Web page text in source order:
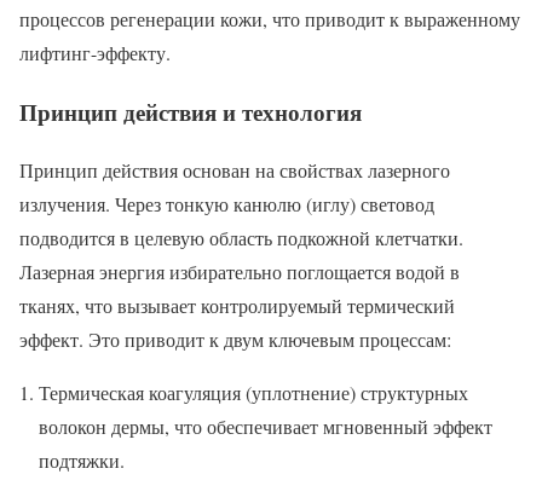
процессов регенерации кожи, что приводит к выраженному
лифтинг-эффекту.
Принцип действия и технология
Принцип действия основан на свойствах лазерного
излучения. Через тонкую канюлю (иглу) световод
подводится в целевую область подкожной клетчатки.
Лазерная энергия избирательно поглощается водой в
тканях, что вызывает контролируемый термический
эффект. Это приводит к двум ключевым процессам:
Термическая коагуляция (уплотнение) структурных
волокон дермы, что обеспечивает мгновенный эффект
подтяжки.